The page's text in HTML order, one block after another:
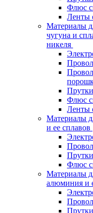
Флюс
Ленты
Материалы
чугуна и
никеля
Флюс
Ленты
Материалы
и ее сплавов
Флюс
Материалы
алюминия и